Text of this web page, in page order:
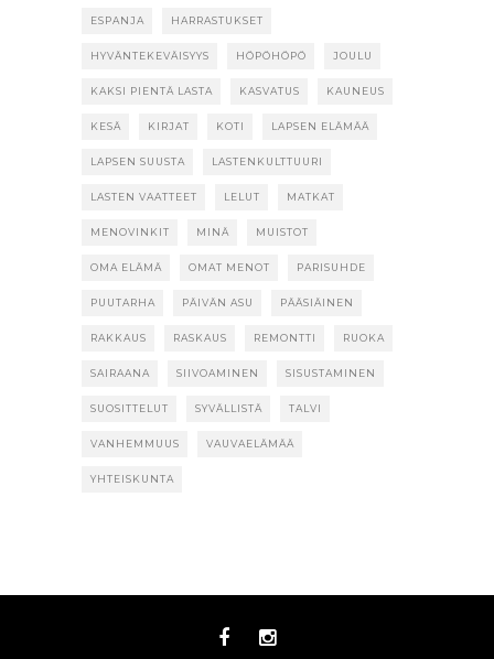
ESPANJA HARRASTUKSET
HYVÄNTEKEVÄISYYS HÖPÖHÖPÖ JOULU
KAKSI PIENTÄ LASTA KASVATUS KAUNEUS
KESÄ KIRJAT KOTI LAPSEN ELÄMÄÄ
LAPSEN SUUSTA LASTENKULTTUURI
LASTEN VAATTEET LELUT MATKAT
MENOVINKIT MINÄ MUISTOT
OMA ELÄMÄ OMAT MENOT PARISUHDE
PUUTARHA PÄIVÄN ASU PÄÄSIÄINEN
RAKKAUS RASKAUS REMONTTI RUOKA
SAIRAANA SIIVOAMINEN SISUSTAMINEN
SUOSITTELUT SYVÄLLISTÄ TALVI
VANHEMMUUS VAUVAELÄMÄÄ
YHTEISKUNTA